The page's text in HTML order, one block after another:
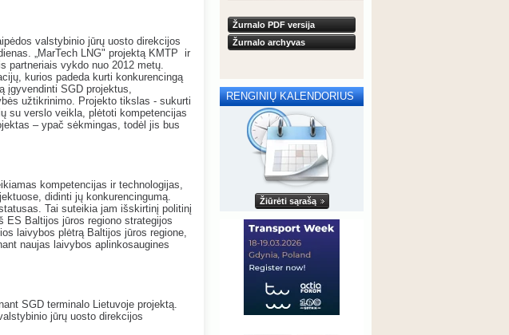
valstybinio jūrų uosto direkcijos
„MarTech LNG" projektą KMTP ir
partneriais vykdo nuo 2012 metų.
kurios padeda kurti konkurencingą
įgyvendinti SGD projektus,
užtikrinimo. Projekto tikslas - sukurti
su verslo veikla, plėtoti kompetencijas
– ypač sėkmingas, todėl jis bus
kompetencijas ir technologijas,
didinti jų konkurencingumą.
Tai suteikia jam išskirtinį politinį
ES Baltijos jūros regiono strategijos
laivybos plėtrą Baltijos jūros regione,
naujas laivybos aplinkosaugines
SGD terminalo Lietuvoje projektą.
jūrų uosto direkcijos
Žurnalo PDF versija
Žurnalo archyvas
RENGINIŲ KALENDORIUS
Žiūrėti sąrašą